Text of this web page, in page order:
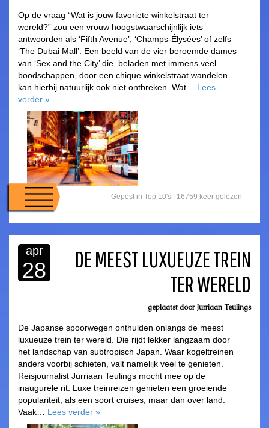
Op de vraag “Wat is jouw favoriete winkelstraat ter
wereld?” zou een vrouw hoogstwaarschijnlijk iets
antwoorden als ‘Fifth Avenue’, ‘Champs-Élysées’ of zelfs
‘The Dubai Mall’. Een beeld van de vier beroemde dames
van ‘Sex and the City’ die, beladen met immens veel
boodschappen, door een chique winkelstraat wandelen
kan hierbij natuurlijk ook niet ontbreken. Wat… Lees
verder »
Gepost in Top 10's 16759 keer gelezen
apr
28
DE MEEST LUXUEUZE TREIN
TER WERELD
geplaatst doorJurriaan Teulings
De Japanse spoorwegen onthulden onlangs de meest
luxueuze trein ter wereld. Die rijdt lekker langzaam door
het landschap van subtropisch Japan. Waar kogeltreinen
anders voorbij schieten, valt namelijk veel te genieten.
Reisjournalist Jurriaan Teulings mocht mee op de
inaugurele rit. Luxe treinreizen genieten een groeiende
populariteit, als een soort cruises, maar dan over land.
Vaak… Lees verder »